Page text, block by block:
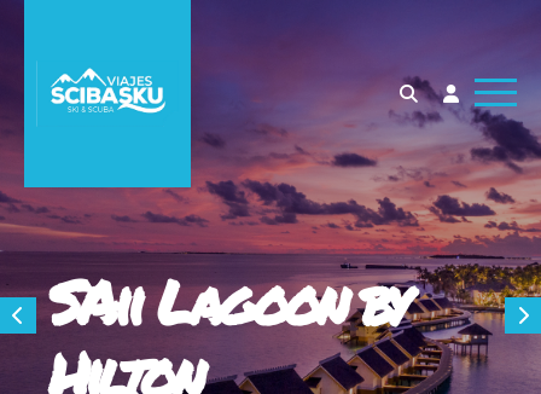
SAii Lagoon by
Hilton